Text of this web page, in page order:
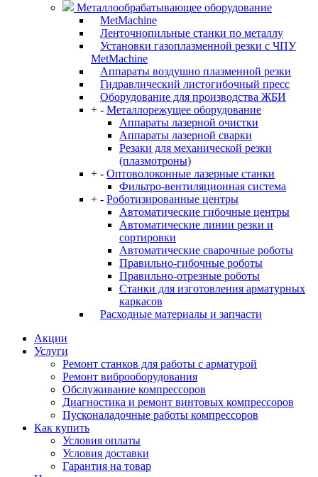
Металлообрабатывающее оборудование
MetMachine
Ленточнопильные станки по металлу
Установки газоплазменной резки с ЧПУ
MetMachine
Аппараты воздушно плазменной резки
Гидравлический листогибочный пресс
Оборудование для производства ЖБИ
+ - Металлорежущее оборудование
Аппараты лазерной очистки
Аппараты лазерной сварки
Резаки для механической резки
(плазмотроны)
+ - Оптоволоконные лазерные станки
Фильтро-вентиляционная система
+ - Роботизированные центры
Автоматические гибочные центры
Автоматические линии резки и
сортировки
Автоматические сварочные роботы
Правильно-гибочные роботы
Правильно-отрезные роботы
Станки для изготовления арматурных
каркасов
Расходные материалы и запчасти
Акции
Услуги
Ремонт станков для работы с арматурой
Ремонт виброоборудования
Обслуживание компрессоров
Диагностика и ремонт винтовых компрессоров
Пусконаладочные работы компрессоров
Как купить
Условия оплаты
Условия доставки
Гарантия на товар